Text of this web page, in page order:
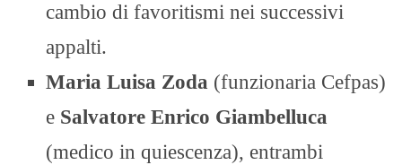
cambio di favoritismi nei successivi
appalti.
Maria Luisa Zoda (funzionaria Cefpas)
e Salvatore Enrico Giambelluca
(medico in quiescenza), entrambi